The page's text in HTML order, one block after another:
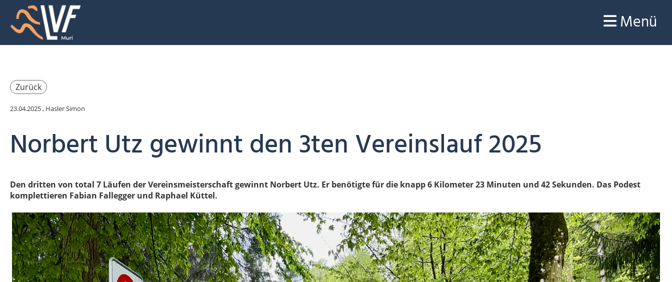
Menü
Zurück
23.04.2025, Hasler Simon
Norbert Utz gewinnt den 3ten Vereinslauf 2025
Den dritten von total 7 Läufen der Vereinsmeisterschaft gewinnt Norbert Utz. Er benötigte für die knapp 6 Kilometer 23 Minuten und 42 Sekunden. Das Podest
komplettieren Fabian Fallegger und Raphael Küttel.